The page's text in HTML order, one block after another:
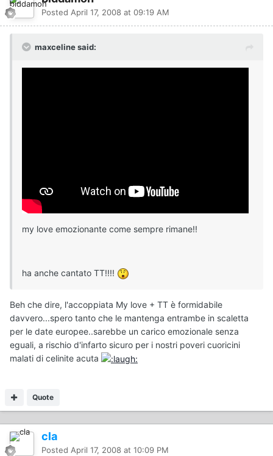
Posted April 17, 2008 at 09:19 AM
maxceline said:
my love emozionante come sempre rimane!!
ha anche cantato TT!!!!
Beh che dire, l'accoppiata My love + TT è formidabile
davvero...spero tanto che le mantenga entrambe in scaletta
per le date europee..sarebbe un carico emozionale senza
eguali, a rischio d'infarto sicuro per i nostri poveri cuoricini
malati di celinite acuta
Quote
cla
Posted April 17, 2008 at 10:09 PM